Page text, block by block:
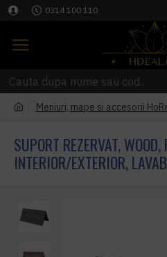
0314 100 110
Meniuri, mape si accesorii
SUPORT REZERVAT, WOOD,
INTERIOR/EXTERIOR,